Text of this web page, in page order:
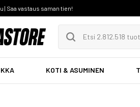
| Saa vastaus saman tien!
KOTI & ASUMINEN